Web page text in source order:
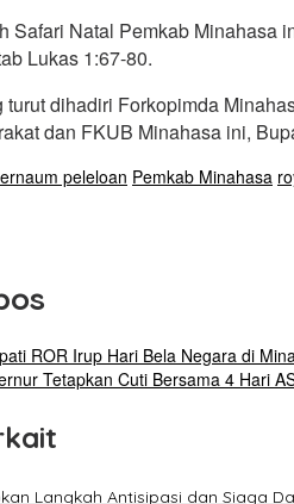
Safari Natal Pemkab Minahasa
Lukas 1:67-80.
turut dihadiri Forkopimda
dan FKUB Minahasa ini,
peleloan Pemkab Minahasa
ROR Irup Hari Bela Negara di
Tetapkan Cuti Bersama 4 Hari
Langkah Antisipasi dan Siaga